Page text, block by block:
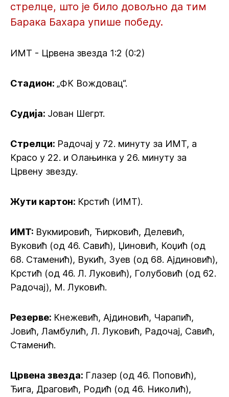
стрелце, што је било довољно да тим
Барака Бахара упише победу.
ИМТ - Црвена звезда 1:2 (0:2)
Стадион: „ФК Вождовац“.
Судија: Јован Шегрт.
Стрелци: Радочај у 72. минуту за ИМТ, а
Красо у 22. и Олањинка у 26. минуту за
Црвену звезду.
Жути картон: Крстић (ИМТ).
ИМТ: Вукмировић, Ћирковић, Делевић,
Вуковић (од 46. Савић), Џиновић, Коџић (од
68. Стаменић), Вукић, Зуев (од 68. Ајдиновић),
Крстић (од 46. Л. Луковић), Голубовић (од 62.
Радочај), М. Луковић.
Резерве: Кнежевић, Ајдиновић, Чарапић,
Јовић, Ламбулић, Л. Луковић, Радочај, Савић,
Стаменић.
Црвена звезда: Глазер (од 46. Поповић),
Ђига, Драговић, Родић (од 46. Николић),